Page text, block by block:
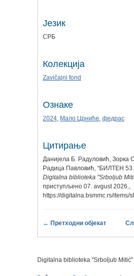
Језик
СРБ
Колекција
Zavičajni fond
Ознаке
2024, Мало Црниће, федрас
Цитирање
Данијела Б. Радуловић, Зорка
Радица Павловић, “БИЛТЕН
Digitalna biblioteka "Srboljub
приступљено 07. avgust 2026.,
https://digitalna.bsmmc.rs/items/
← Претходни објекат
Digitalna biblioteka "Srboljub